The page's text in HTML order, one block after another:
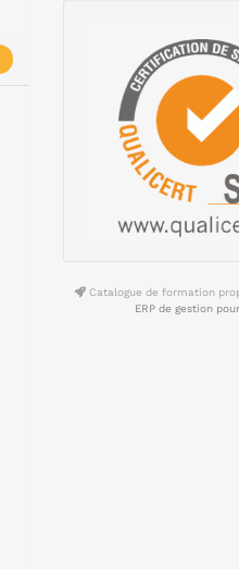
Catalogue de formation
ERP de gestion